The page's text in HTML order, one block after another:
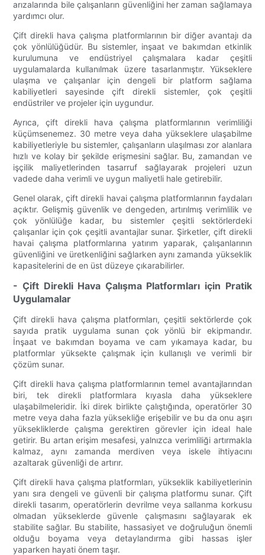
arızalarında bile çalışanların güvenliğini her zaman sağlamaya
yardımcı olur.
Çift direkli hava çalışma platformlarının bir diğer avantajı da
çok yönlülüğüdür. Bu sistemler, inşaat ve bakımdan etkinlik
kurulumuna ve endüstriyel çalışmalara kadar çeşitli
uygulamalarda kullanılmak üzere tasarlanmıştır. Yükseklere
ulaşma ve çalışanlar için dengeli bir platform sağlama
kabiliyetleri sayesinde çift direkli sistemler, çok çeşitli
endüstriler ve projeler için uygundur.
Ayrıca, çift direkli hava çalışma platformlarının verimliliği
küçümsenemez. 30 metre veya daha yükseklere ulaşabilme
kabiliyetleriyle bu sistemler, çalışanların ulaşılması zor alanlara
hızlı ve kolay bir şekilde erişmesini sağlar. Bu, zamandan ve
işçilik maliyetlerinden tasarruf sağlayarak projeleri uzun
vadede daha verimli ve uygun maliyetli hale getirebilir.
Genel olarak, çift direkli havai çalışma platformlarının faydaları
açıktır. Gelişmiş güvenlik ve dengeden, artırılmış verimlilik ve
çok yönlülüğe kadar, bu sistemler çeşitli sektörlerdeki
çalışanlar için çok çeşitli avantajlar sunar. Şirketler, çift direkli
havai çalışma platformlarına yatırım yaparak, çalışanlarının
güvenliğini ve üretkenliğini sağlarken aynı zamanda yükseklik
kapasitelerini de en üst düzeye çıkarabilirler.
- Çift Direkli Hava Çalışma Platformları için Pratik
Uygulamalar
Çift direkli hava çalışma platformları, çeşitli sektörlerde çok
sayıda pratik uygulama sunan çok yönlü bir ekipmandır.
İnşaat ve bakımdan boyama ve cam yıkamaya kadar, bu
platformlar yüksekte çalışmak için kullanışlı ve verimli bir
çözüm sunar.
Çift direkli hava çalışma platformlarının temel avantajlarından
biri, tek direkli platformlara kıyasla daha yükseklere
ulaşabilmeleridir. İki direk birlikte çalıştığında, operatörler 30
metre veya daha fazla yüksekliğe erişebilir ve bu da onu aşırı
yüksekliklerde çalışma gerektiren görevler için ideal hale
getirir. Bu artan erişim mesafesi, yalnızca verimliliği artırmakla
kalmaz, aynı zamanda merdiven veya iskele ihtiyacını
azaltarak güvenliği de artırır.
Çift direkli hava çalışma platformları, yükseklik kabiliyetlerinin
yanı sıra dengeli ve güvenli bir çalışma platformu sunar. Çift
direkli tasarım, operatörlerin devrilme veya sallanma korkusu
olmadan yükseklerde güvenle çalışmasını sağlayarak ek
stabilite sağlar. Bu stabilite, hassasiyet ve doğruluğun önemli
olduğu boyama veya detaylandırma gibi hassas işler
yaparken hayati önem taşır.